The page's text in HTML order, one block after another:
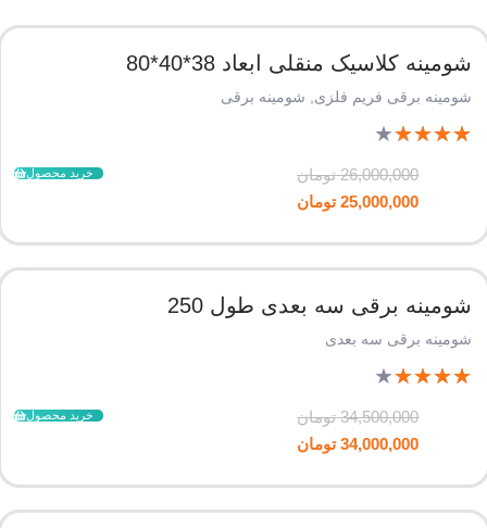
شومینه کلاسیک منقلی ابعاد 38*40*80
شومینه برقی فریم فلزی, شومینه برقی
★
★
★
★
★
26,000,000 تومان
25,000,000 تومان
خرید محصول
شومینه برقی سه بعدی طول 250
شومینه برقی سه بعدی
★
★
★
★
★
34,500,000 تومان
34,000,000 تومان
خرید محصول